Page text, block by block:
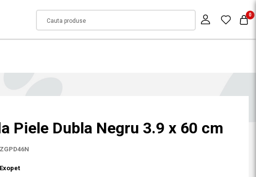
0
Piele Dubla Negru 3.9 x 60 cm
Exopet